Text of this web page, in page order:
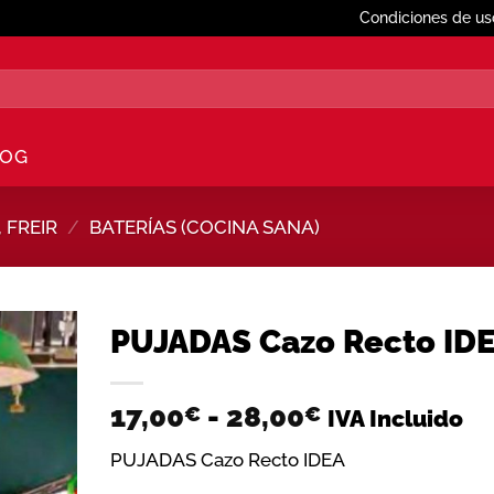
Condiciones de
/ BATERÍAS (COCINA SANA)
Añadir
a la
PUJADAS Cazo Recto
17,00€ - 28,00€Rango
precios:
IVA Incluido
PUJADAS Cazo Recto IDEA